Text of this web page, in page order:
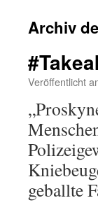
Archiv
Veröffentlicht
geballte